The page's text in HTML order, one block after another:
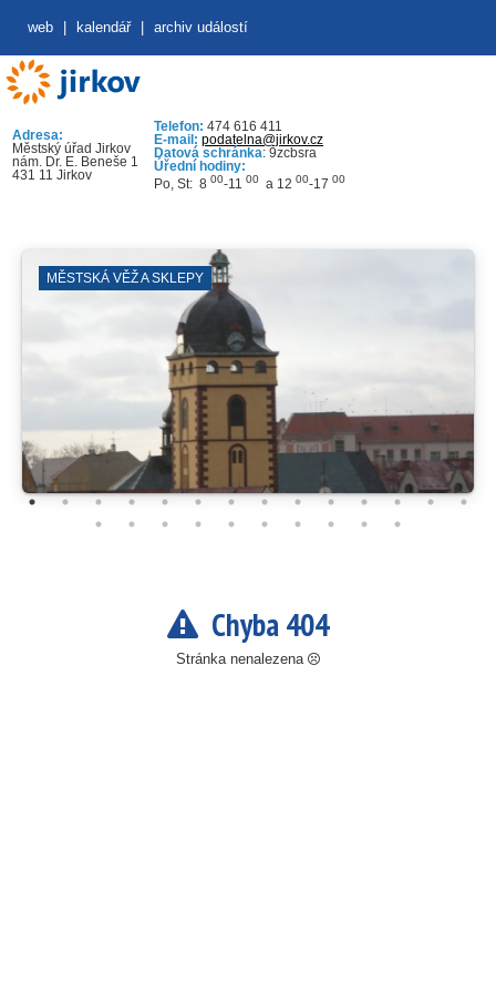
web kalendář archiv událostí
Adresa:
Městský úřad Jirkov
nám. Dr. E. Beneše 1
431 11 Jirkov
Telefon: 474 616 411
E-mail: podatelna@jirkov.cz
Datová schránka: 9zcbsra
Úřední hodiny:
Po, St: 8 00-11 00 a 12 00-17 00
MĚSTSKÁ VĚŽ A SKLEPY
Chyba 404
Stránka nenalezena